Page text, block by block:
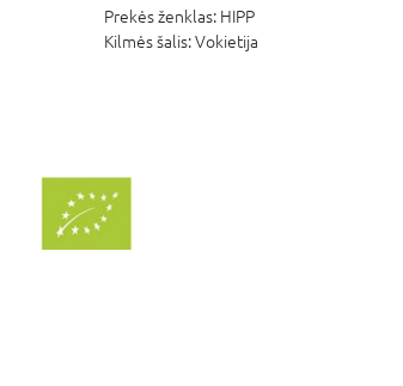
Prekės ženklas: HIPP
Kilmės šalis:Vokietija